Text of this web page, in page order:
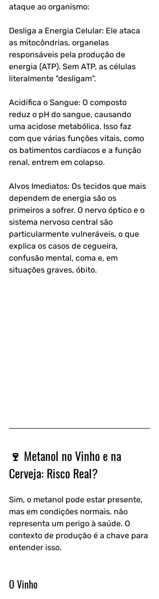
ataque ao organismo:
Desliga a Energia Celular: Ele ataca
as mitocôndrias, organelas
responsáveis pela produção de
energia (ATP). Sem ATP, as células
literalmente "desligam".
Acidifica o Sangue: O composto
reduz o pH do sangue, causando
uma acidose metabólica. Isso faz
com que várias funções vitais, como
os batimentos cardíacos e a função
renal, entrem em colapso.
Alvos Imediatos: Os tecidos que mais
dependem de energia são os
primeiros a sofrer. O nervo óptico e o
sistema nervoso central são
particularmente vulneráveis, o que
explica os casos de cegueira,
confusão mental, coma e, em
situações graves, óbito.
🍷 Metanol no Vinho e na
Cerveja: Risco Real?
Sim, o metanol pode estar presente,
mas em condições normais, não
representa um perigo à saúde. O
contexto de produção é a chave para
entender isso.
O Vinho